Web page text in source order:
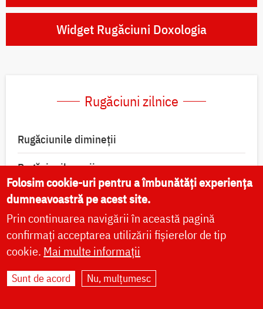
Widget Rugăciuni Doxologia
Rugăciuni zilnice
Rugăciunile dimineții
Rugăciunile serii
Paraclisul Preasfintei Născătoare de Dumnezeu
Canon de pocăință către Domnul nostru Iisus
Hristos
vieții omului
Folosim cookie-uri pentru a îmbunătăți experiența
dumneavoastră pe acest site.
Prin continuarea navigării în această pagină
confirmați acceptarea utilizării fișierelor de tip
cookie. Mai multe informații
Sunt de acord Nu, mulțumesc